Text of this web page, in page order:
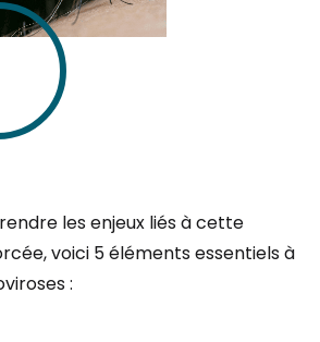
les enjeux liés à cette
voici 5 éléments essentiels à
: